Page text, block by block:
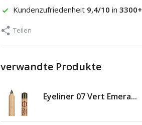
Kundenzufriedenheit 9,4/10 in 3300+
Teilen
verwandte Produkte
Eyeliner 07 Vert Emera...